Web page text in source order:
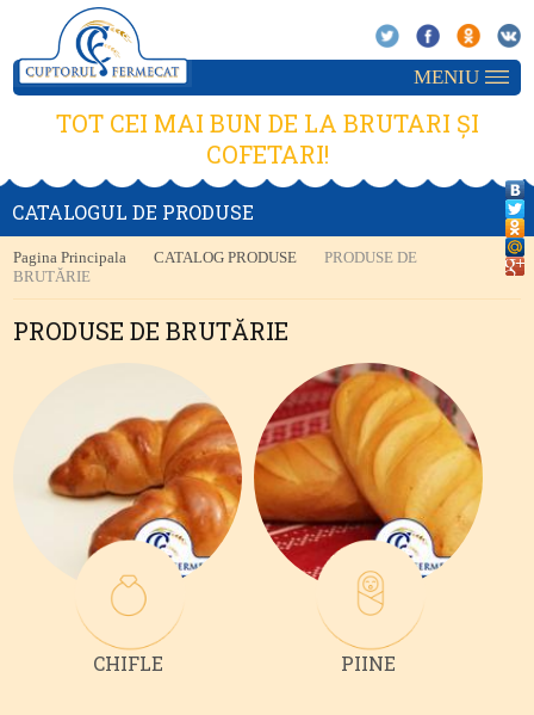
MENIU
TOT CEI MAI BUN DE LA BRUTARI ȘI
COFETARI!
CATALOGUL DE PRODUSE
Pagina Principala CATALOG PRODUSE
PRODUSE DE
BRUTĂRIE
PRODUSE DE BRUTĂRIE
CHIFLE PIINE